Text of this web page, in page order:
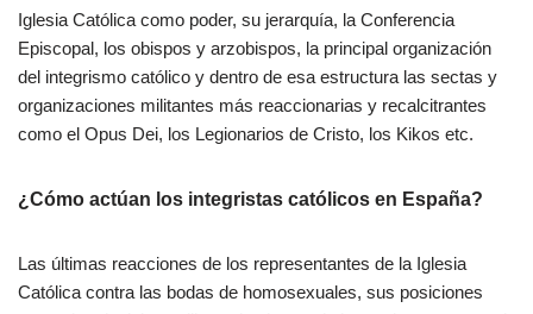
Iglesia Católica como poder, su jerarquía, la Conferencia
Episcopal, los obispos y arzobispos, la principal organización
del integrismo católico y dentro de esa estructura las sectas y
organizaciones militantes más reaccionarias y recalcitrantes
como el Opus Dei, los Legionarios de Cristo, los Kikos etc.
¿Cómo actúan los integristas católicos en España?
Las últimas reacciones de los representantes de la Iglesia
Católica contra las bodas de homosexuales, sus posiciones